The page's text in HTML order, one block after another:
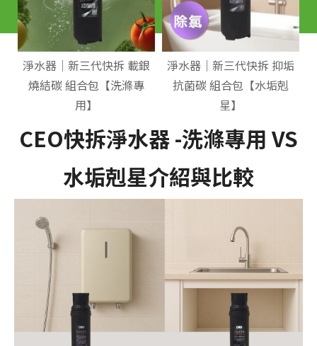
淨水器｜新三代快拆 抑垢
抗菌碳 組合包【水垢剋
星】
淨水器｜新三代快拆 除鉛
載銀碳 組合包【飲水專
用】【新淨止水】
CEO快拆淨水器 -洗滌專用 VS
水垢剋星介紹與比較